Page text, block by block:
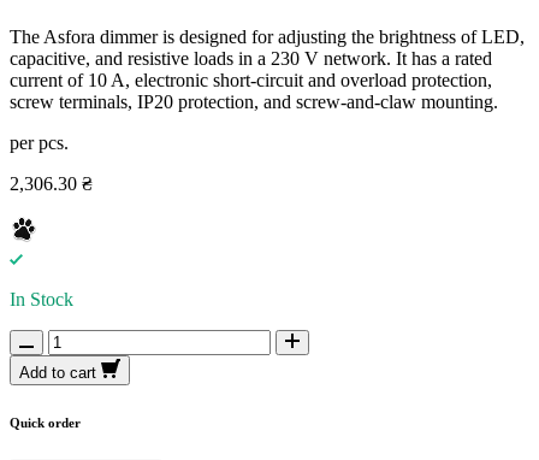
The Asfora dimmer is designed for adjusting the brightness of LED,
capacitive, and resistive loads in a 230 V network. It has a rated
current of 10 A, electronic short-circuit and overload protection,
screw terminals, IP20 protection, and screw-and-claw mounting.
per pcs.
2,306.30 ₴
In Stock
Add to cart
Quick order